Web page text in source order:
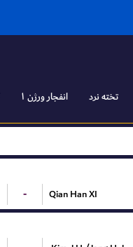
تخته نرد انفجار ورژن ۱
- Qian Han XI